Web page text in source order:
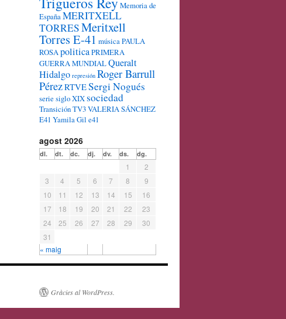
Memoria de
EspañaMERITXELL
TORRESMeritxell
Torres E-41 músicaPAULA
ROSApoliticaPRIMERA
GUERRA MUNDIALQueralt
Hidalgo represión Roger Barrull
PérezRTVESergi Nogués
seriesiglo XIXsociedad
TransiciónTV3VALERIA SÁNCHEZ
E41 Yamila Gil e41
agost 2026
dl. dt. dc. dj. dv. ds. dg.
« maig
1
2
3
4 5 6 7 8
9
10
11 12 13 14 15
16
17
18 19 20 21 22
23
24
25 26 27 28 29
30
31
Gràcies al WordPress.